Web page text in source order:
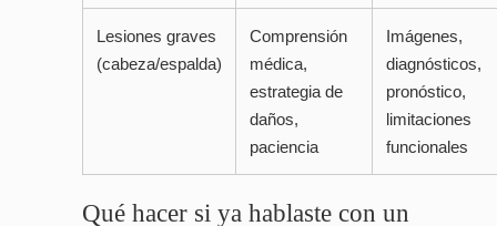
Lesiones graves
(cabeza/espalda)
Comprensión
médica,
estrategia de
daños,
paciencia
Imágenes,
diagnósticos,
pronóstico,
limitaciones
funcionales
Qué hacer si ya hablaste con un